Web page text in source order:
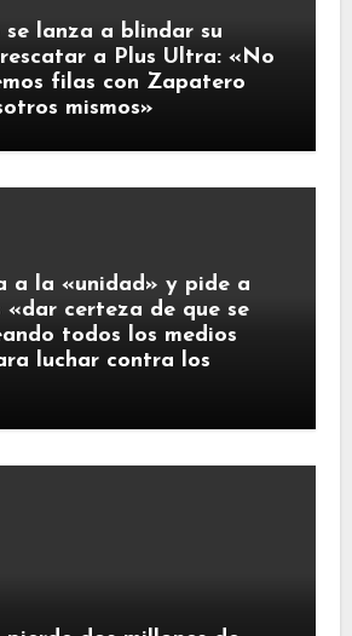
se lanza a blindar su
a Plus Ultra: «No
filas con Zapatero
mismos»
a la «unidad» y pide a
«dar certeza de que se
todos los medios
luchar contra los